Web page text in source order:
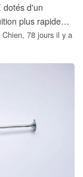
dotés d'un
plus rapide
motorisée. Des
dans le
Chien, 78 jours il y a